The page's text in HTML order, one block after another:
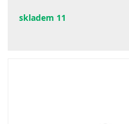
skladem 11